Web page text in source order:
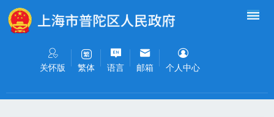
无障碍操作说明
关怀版 繁体 语言 邮箱 个人中心